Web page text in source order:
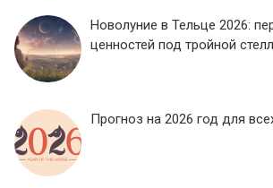
Новолуние в Тельце 2026:
ценностей под тройной
Прогноз на 2026 год для